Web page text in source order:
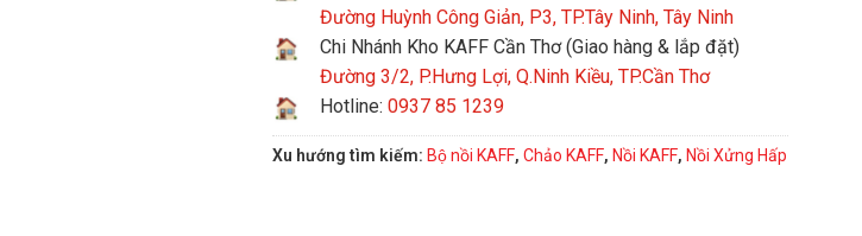
Đường Huỳnh Công Giản, P3, TP.Tây Ninh, Tây Ninh
Chi Nhánh Kho KAFF Cần Thơ (Giao hàng & lắp đặt)
Đường 3/2, P.Hưng Lợi, Q.Ninh Kiều, TP.Cần Thơ
Hotline: 0937 85 1239
Xu hướng tìm kiếm: Bộ nồi KAFF, Chảo KAFF, Nồi KAFF, Nồi Xửng Hấp